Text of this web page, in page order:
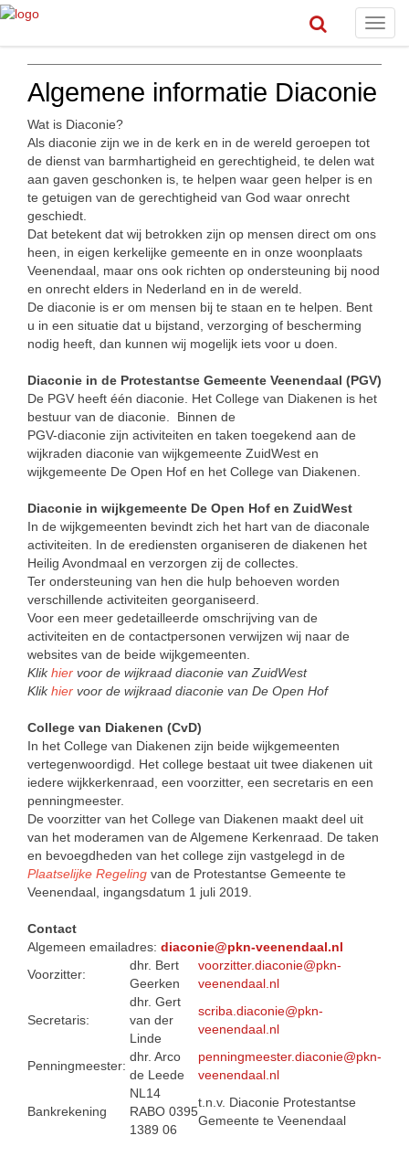
Algemene informatie Diaconie
Wat is Diaconie?
Als diaconie zijn we in de kerk en in de wereld geroepen tot
de dienst van barmhartigheid en gerechtigheid, te delen wat
aan gaven geschonken is, te helpen waar geen helper is en
te getuigen van de gerechtigheid van God waar onrecht
geschiedt.
Dat betekent dat wij betrokken zijn op mensen direct om ons
heen, in eigen kerkelijke gemeente en in onze woonplaats
Veenendaal, maar ons ook richten op ondersteuning bij nood
en onrecht elders in Nederland en in de wereld.
De diaconie is er om mensen bij te staan en te helpen. Bent
u in een situatie dat u bijstand, verzorging of bescherming
nodig heeft, dan kunnen wij mogelijk iets voor u doen.
Diaconie in de Protestantse Gemeente Veenendaal (PGV)
De PGV heeft één diaconie. Het College van Diakenen is het
bestuur van de diaconie. Binnen de
PGV-diaconie zijn activiteiten en taken toegekend aan de
wijkraden diaconie van wijkgemeente ZuidWest en
wijkgemeente De Open Hof en het College van Diakenen.
Diaconie in wijkgemeente De Open Hof en ZuidWest
In de wijkgemeenten bevindt zich het hart van de diaconale
activiteiten. In de erediensten organiseren de diakenen het
Heilig Avondmaal en verzorgen zij de collectes.
Ter ondersteuning van hen die hulp behoeven worden
verschillende activiteiten georganiseerd.
Voor een meer gedetailleerde omschrijving van de
activiteiten en de contactpersonen verwijzen wij naar de
websites van de beide wijkgemeenten.
Klikhier voor de wijkraad diaconie van ZuidWest
Klikhier voor de wijkraad diaconie van De Open Hof
College van Diakenen (CvD)
In het College van Diakenen zijn beide wijkgemeenten
vertegenwoordigd. Het college bestaat uit twee diakenen uit
iedere wijkkerkenraad, een voorzitter, een secretaris en een
penningmeester.
De voorzitter van het College van Diakenen maakt deel uit
van het moderamen van de Algemene Kerkenraad. De taken
en bevoegdheden van het college zijn vastgelegd in de
Plaatselijke Regeling van de Protestantse Gemeente te
Veenendaal, ingangsdatum 1 juli 2019.
Contact
Algemeen emailadres: diaconie@pkn-veenendaal.nl
Voorzitter:
dhr. Bert
Geerken
voorzitter.diaconie@pkn-
veenendaal.nl
Secretaris:
dhr. Gert
van der
Linde
scriba.diaconie@pkn-
veenendaal.nl
Penningmeester:
dhr. Arco
de Leede
penningmeester.diaconie@pkn-
veenendaal.nl
Bankrekening
NL14
RABO 0395
1389 06
t.n.v. Diaconie Protestantse
Gemeente te Veenendaal